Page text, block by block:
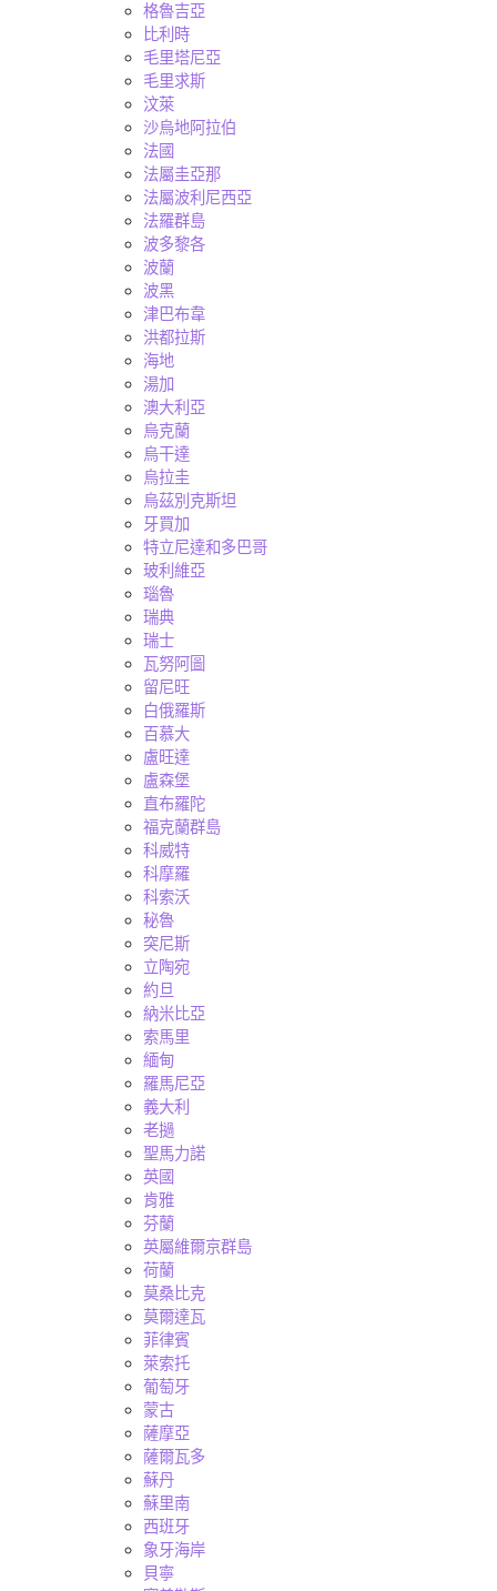
格魯吉亞
比利時
毛里塔尼亞
毛里求斯
汶萊
沙烏地阿拉伯
法國
法屬圭亞那
法屬波利尼西亞
法羅群島
波多黎各
波蘭
波黑
津巴布韋
洪都拉斯
海地
湯加
澳大利亞
烏克蘭
烏干達
烏拉圭
烏茲別克斯坦
牙買加
特立尼達和多巴哥
玻利維亞
瑙魯
瑞典
瑞士
瓦努阿圖
留尼旺
白俄羅斯
百慕大
盧旺達
盧森堡
直布羅陀
福克蘭群島
科威特
科摩羅
科索沃
秘魯
突尼斯
立陶宛
約旦
納米比亞
索馬里
緬甸
羅馬尼亞
義大利
老撾
聖馬力諾
英國
肯雅
芬蘭
英屬維爾京群島
荷蘭
莫桑比克
莫爾達瓦
菲律賓
萊索托
葡萄牙
蒙古
薩摩亞
薩爾瓦多
蘇丹
蘇里南
西班牙
象牙海岸
貝寧